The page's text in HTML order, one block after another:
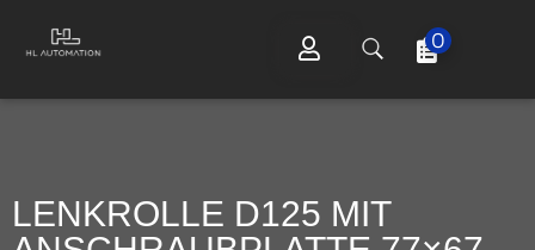
0
LENKROLLE D125 MIT